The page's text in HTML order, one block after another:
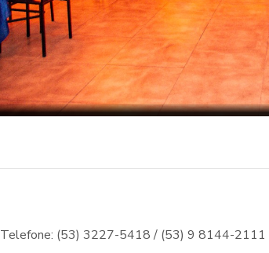
Telefone: (53) 3227-5418 / (53) 9 8144-2111